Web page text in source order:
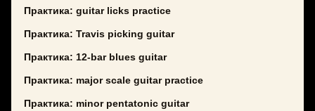
Практика: guitar licks practice
Практика: Travis picking guitar
Практика: 12-bar blues guitar
Практика: major scale guitar practice
Практика: minor pentatonic guitar